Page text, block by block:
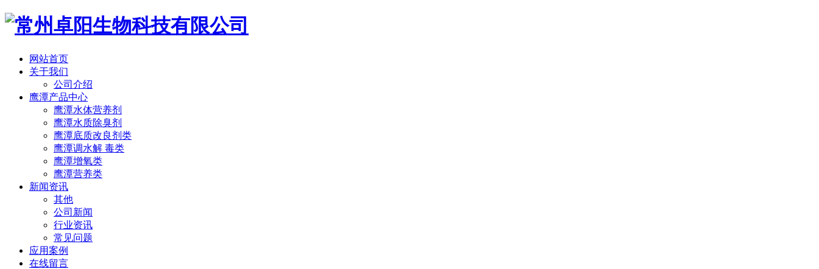
网站首页
关于我们
公司介绍
鹰潭产品中心
鹰潭水体营养剂
鹰潭水质除臭剂
鹰潭底质改良剂类
鹰潭调水解 毒类
鹰潭增氧类
鹰潭营养类
新闻资讯
其他
公司新闻
行业资讯
常见问题
应用案例
在线留言